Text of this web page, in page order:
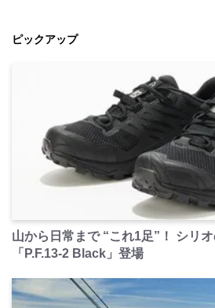
ピックアップ
山から日常まで “これ1足”！ シリ
「P.F.13-2 Black」登場